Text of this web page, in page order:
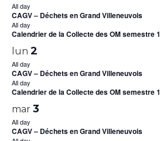
All day
CAGV – Déchets en Grand Villeneuvois
All day
Calendrier de la Collecte des OM semestre 1
lun 2
All day
CAGV – Déchets en Grand Villeneuvois
All day
Calendrier de la Collecte des OM semestre 1
mar 3
All day
CAGV – Déchets en Grand Villeneuvois